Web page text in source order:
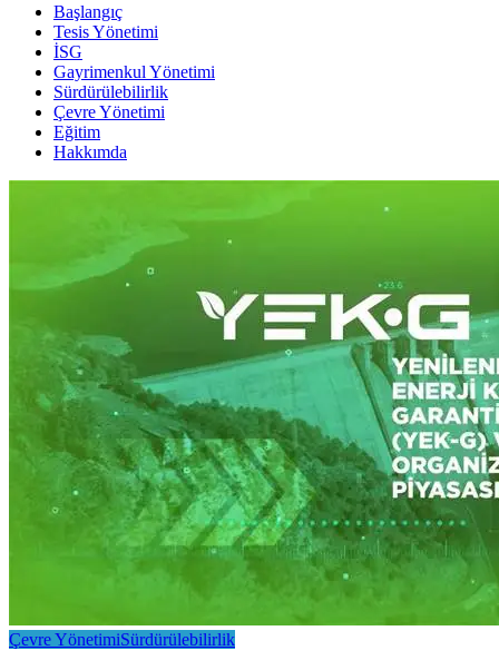
Başlangıç
Tesis Yönetimi
İSG
Gayrimenkul Yönetimi
Sürdürülebilirlik
Çevre Yönetimi
Eğitim
Hakkımda
Çevre YönetimiSürdürülebilirlik